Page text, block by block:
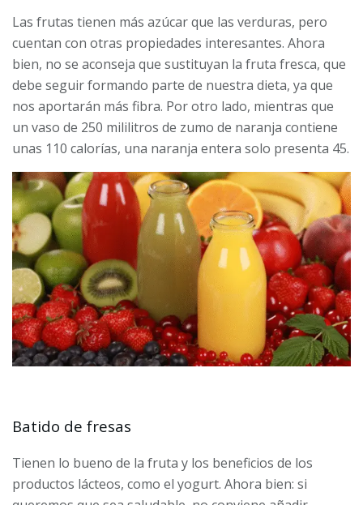
Las frutas tienen más azúcar que las verduras, pero
cuentan con otras propiedades interesantes. Ahora
bien, no se aconseja que sustituyan la fruta fresca, que
debe seguir formando parte de nuestra dieta, ya que
nos aportarán más fibra. Por otro lado, mientras que
un vaso de 250 mililitros de zumo de naranja contiene
unas 110 calorías, una naranja entera solo presenta 45.
Batido de fresas
Tienen lo bueno de la fruta y los beneficios de los
productos lácteos, como el yogurt. Ahora bien: si